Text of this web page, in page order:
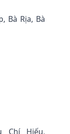
Bà Rịa, Bà
Chí Hiếu,